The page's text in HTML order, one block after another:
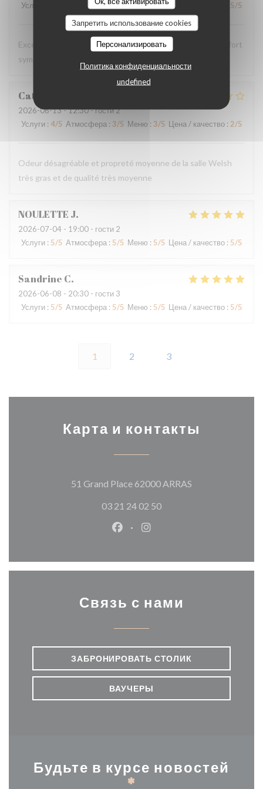
Запретить использование cookies
Персонализировать
Политика конфиденциальности
undefined
Услуги
Атмосфера :5/5 Меню:5/5 Цена / качество 5/5
Excellent comme d’habitude, personnels très agréable et fort
sympathiques
Catherine
2026-06-13- 12:30 - гости 2
Услуги : 4/5 Атмосфера : 3/5 Меню : 3/5 Цена / качество : 2/5
Odeur désagréable et propreté moyenne de la salle Welsh
très gras et de qualité très moyenne
NOULETTE J
2026-07-04 - 19:00 - гости 2
Услуги : 5/5 Атмосфера : 5/5 Меню : 5/5 Цена / качество : 5/5
Sandrine C
2026-06-08 - 20:30 - гости 3
Услуги : 5/5 Атмосфера : 5/5 Меню : 5/5 Цена / качество : 5/5
1 2 3
Карта и контакты
51 Grand Place 62000 ARRAS
03 21 24 02 50
Facebook ((открывается в
Instagram
Связь с нами
ЗАБРОНИРОВАТЬ СТОЛИК
ВАУЧЕРЫ
Будьте в курсе новостей
*